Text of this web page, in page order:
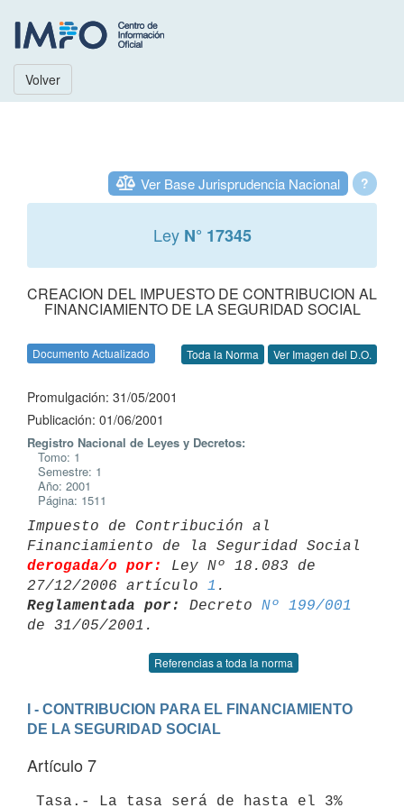
Volver
?
Ver Base Jurisprudencia Nacional
Ley N° 17345
CREACION DEL IMPUESTO DE CONTRIBUCION AL
FINANCIAMIENTO DE LA SEGURIDAD SOCIAL
Documento Actualizado Toda la Norma Ver Imagen del D.O.
Promulgación: 31/05/2001
Publicación: 01/06/2001
Registro Nacional de Leyes y Decretos:
Tomo: 1
Semestre: 1
Año: 2001
Página: 1511
Impuesto de Contribución al
derogada/o por:
Ley Nº 18.083 de
27/12/2006 artículo 1
Reglamentada por:
Decreto Nº 199/001
Referencias a toda la norma
I - CONTRIBUCION PARA EL FINANCIAMIENTO
DE LA SEGURIDAD SOCIAL
Artículo 7